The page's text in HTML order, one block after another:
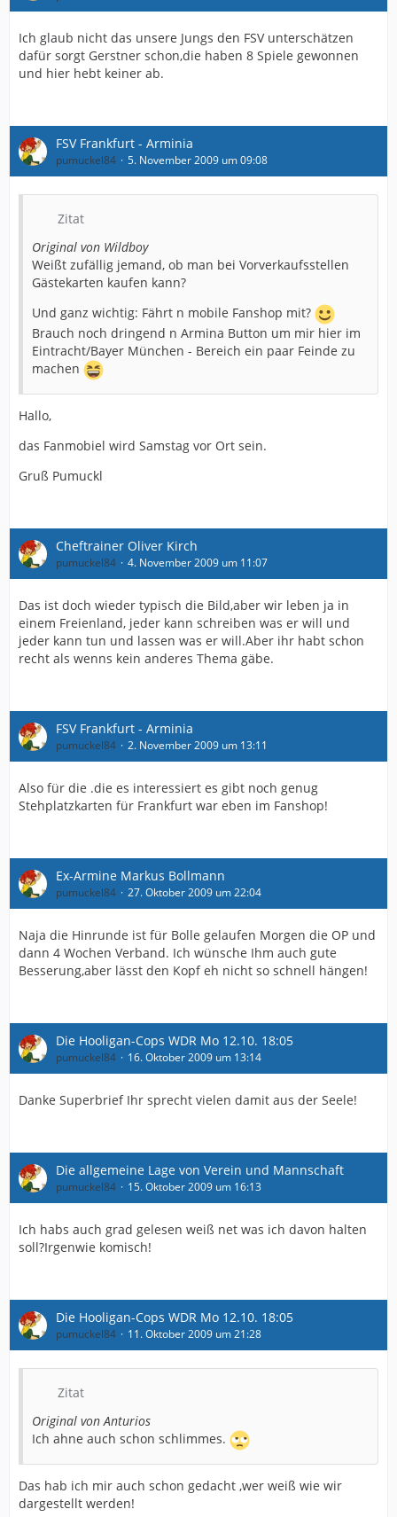
Ich glaub nicht das unsere Jungs den FSV unterschätzen
dafür sorgt Gerstner schon,die haben 8 Spiele gewonnen
und hier hebt keiner ab.
FSV Frankfurt - Arminia
pumuckel84 5. November 2009 um 09:08
Zitat
Original von Wildboy
Weißt zufällig jemand, ob man bei Vorverkaufsstellen
Gästekarten kaufen kann?
Und ganz wichtig: Fährt n mobile Fanshop mit?
Brauch noch dringend n Armina Button um mir hier im
Eintracht/Bayer München - Bereich ein paar Feinde zu
machen
Hallo,
das Fanmobiel wird Samstag vor Ort sein.
Gruß Pumuckl
Cheftrainer Oliver Kirch
pumuckel84 4. November 2009 um 11:07
Das ist doch wieder typisch die Bild,aber wir leben ja in
einem Freienland, jeder kann schreiben was er will und
jeder kann tun und lassen was er will.Aber ihr habt schon
recht als wenns kein anderes Thema gäbe.
FSV Frankfurt - Arminia
pumuckel84 2. November 2009 um 13:11
Also für die .die es interessiert es gibt noch genug
Stehplatzkarten für Frankfurt war eben im Fanshop!
Ex-Armine Markus Bollmann
pumuckel84 27. Oktober 2009 um 22:04
Naja die Hinrunde ist für Bolle gelaufen Morgen die OP und
dann 4 Wochen Verband. Ich wünsche Ihm auch gute
Besserung,aber lässt den Kopf eh nicht so schnell hängen!
Die Hooligan-Cops WDR Mo 12.10. 18:05
pumuckel84 16. Oktober 2009 um 13:14
Danke Superbrief Ihr sprecht vielen damit aus der Seele!
Die allgemeine Lage von Verein und Mannschaft
pumuckel84 15. Oktober 2009 um 16:13
Ich habs auch grad gelesen weiß net was ich davon halten
soll?Irgenwie komisch!
Die Hooligan-Cops WDR Mo 12.10. 18:05
pumuckel84 11. Oktober 2009 um 21:28
Zitat
Original von Anturios
Ich ahne auch schon schlimmes.
Das hab ich mir auch schon gedacht ,wer weiß wie wir
dargestellt werden!